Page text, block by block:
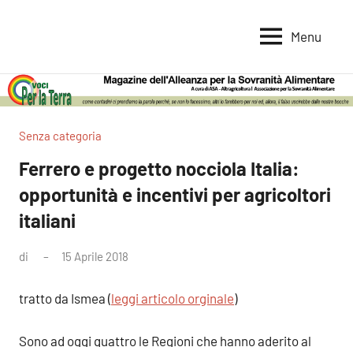
per
la
Terra
per
la
Alimentare
Menu
Senza categoria
Ferrero e progetto nocciola Italia:
opportunità e incentivi per agricoltori
italiani
di 15 Aprile 2018
tratto da Ismea (leggi articolo orginale)
Sono ad oggi quattro le Regioni che hanno aderito al